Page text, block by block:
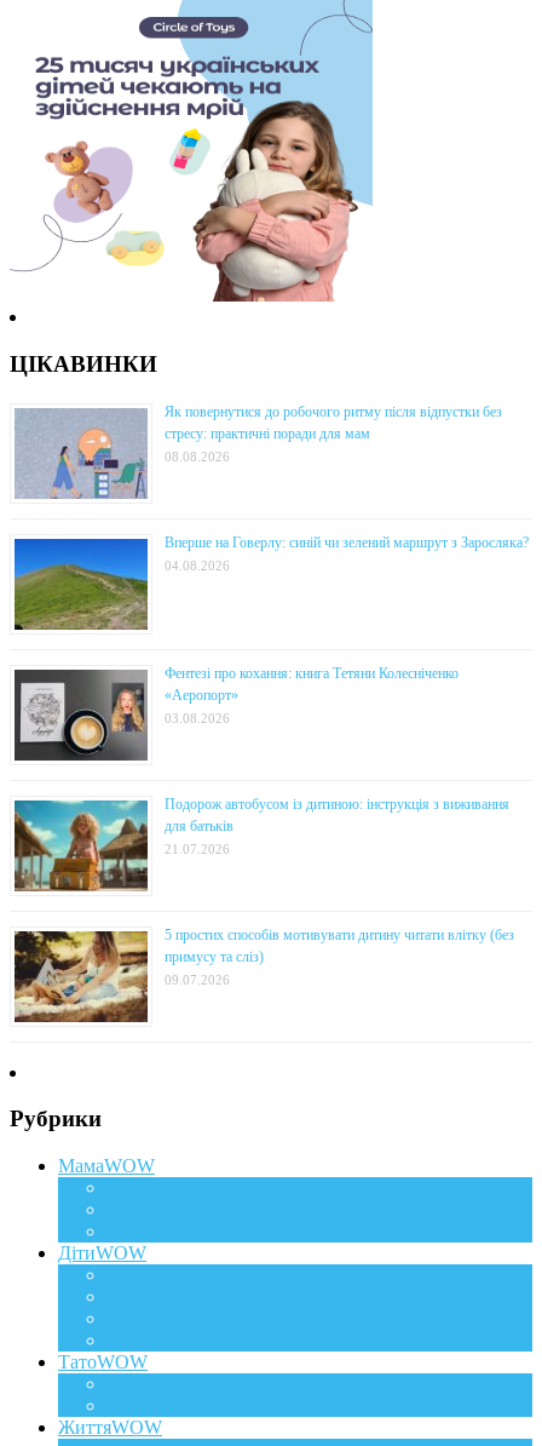
ЦІКАВИНКИ
Як повернутися до робочого ритму після відпустки без
стресу: практичні поради для мам
08.08.2026
Вперше на Говерлу: синій чи зелений маршрут з Заросляка?
04.08.2026
Фентезі про кохання: книга Тетяни Колесніченко
«Аеропорт»
03.08.2026
Подорож автобусом із дитиною: інструкція з виживання
для батьків
21.07.2026
5 простих способів мотивувати дитину читати влітку (без
примусу та сліз)
09.07.2026
Рубрики
МамаWOW
ДітиWOW
ТатоWOW
ЖиттяWOW